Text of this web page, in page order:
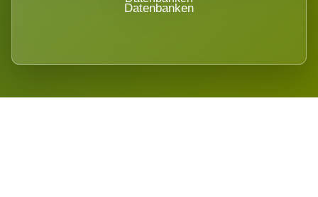
Datenbanken